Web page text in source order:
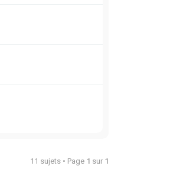
11 sujets • Page 1 sur 1